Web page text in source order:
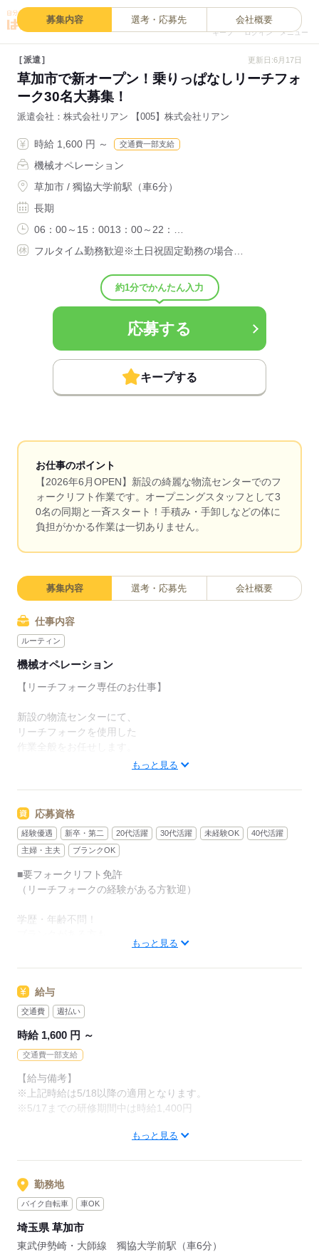
キープ ログイン メニュー
募集内容 選考・応募先 会社概要
派遣 更新日:6月17日
草加市で新オープン！乗りっぱなしリーチフォ
ーク30名大募集！
派遣会社 株式会社リアン 【005】株式会社リアン
時給 1,600 円 ～ 交通費一部支給
機械オペレーション
草加市 / 獨協大学前駅（車6分）
長期
06：00～15：0013：00～22：…
フルタイム勤務歓迎※土日祝固定勤務の場合…
約1分でかんたん入力
応募する
キープする
お仕事のポイント
【2026年6月OPEN】新設の綺麗な物流センターでのフ
ォークリフト作業です。オープニングスタッフとして3
0名の同期と一斉スタート！手積み・手卸しなどの体に
負担がかかる作業は一切ありません。
募集内容 選考・応募先 会社概要
仕事内容
ルーティン
機械オペレーション
【リーチフォーク専任のお仕事】
新設の物流センターにて、
リーチフォークを使用した
作業全般をお任せします。
・荷物の受け取り
・棚への格納作業
・出荷分の抽出
・パレットの整理
基本的にはフォークに
乗ったままの作業です。
わからないことがあれば、
もっと見る
応募資格
経験優遇 新卒・第二 20代活躍 30代活躍 未経験OK
40代活躍
主婦・主夫
ブランクOK
■要フォークリフト免許
（リーチフォークの経験がある方歓迎）
学歴・年齢不問！
「思い出すところ」から始めればOK。
もっと見る
給与
交通費 週払い
時給 1,600 円 ～
交通費一部支給
【給与備考】
※上記時給は5/18以降の適用となります。
※5/17までの研修期間中は時給1,400円
■交通費支給（規定あり）
※車・バイク・自転車通勤OK（駐車場完備）
応募する
もっと見る
勤務地
バイク自転車 車OK
埼玉県 草加市
東武伊勢崎・大師線 獨協大学前駅（車6分）